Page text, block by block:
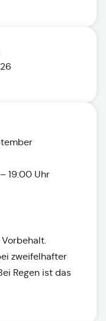
19:00 Uhr
zweifelhafter
Regen ist das